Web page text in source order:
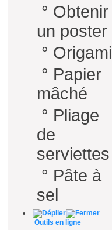
° Obtenir
un poster
° Origami
° Papier
mâché
° Pliage
de
serviettes
° Pâte à
sel
Outils en ligne